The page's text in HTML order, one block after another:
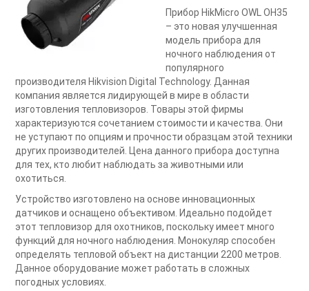
Прибор HikMicro OWL OH35
– это новая улучшенная
модель прибора для
ночного наблюдения от
популярного
производителя Hikvision Digital Technology. Данная
компания является лидирующей в мире в области
изготовления тепловизоров. Товары этой фирмы
характеризуются сочетанием стоимости и качества. Они
не уступают по опциям и прочности образцам этой техники
других производителей. Цена данного прибора доступна
для тех, кто любит наблюдать за животными или
охотиться.
Устройство изготовлено на основе инновационных
датчиков и оснащено объективом. Идеально подойдет
этот тепловизор для охотников, поскольку имеет много
функций для ночного наблюдения. Монокуляр способен
определять тепловой объект на дистанции 2200 метров.
Данное оборудование может работать в сложных
погодных условиях.